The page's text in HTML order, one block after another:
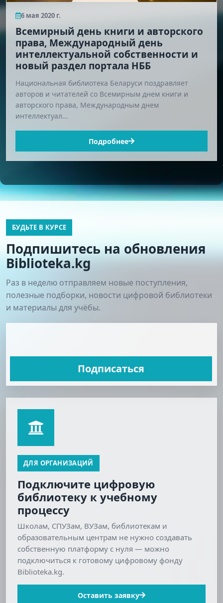
6 мая 2020 г.
Всемирный день книги и авторского
права, Международный день
интеллектуальной собственности и
новый раздел портала НББ
Национальная библиотека Беларуси поздравляет
авторов и читателей со Всемирным днем книги и
авторского права, Международным днем
интеллектуал…
Подробнее
БУДЬТЕ В КУРСЕ
Подпишитесь на обновления
Biblioteka.kg
Раз в неделю отправляем новые поступления,
полезные подборки, новости цифровой библиотеки
и материалы для учёбы.
Подписаться
ДЛЯ ОРГАНИЗАЦИЙ
Подключите цифровую
библиотеку к учебному
процессу
Школам, СПУЗам, ВУЗам, библиотекам и
образовательным центрам не нужно создавать
собственную платформу с нуля — можно
подключиться к готовому цифровому фонду
Biblioteka.kg.
Оставить заявку